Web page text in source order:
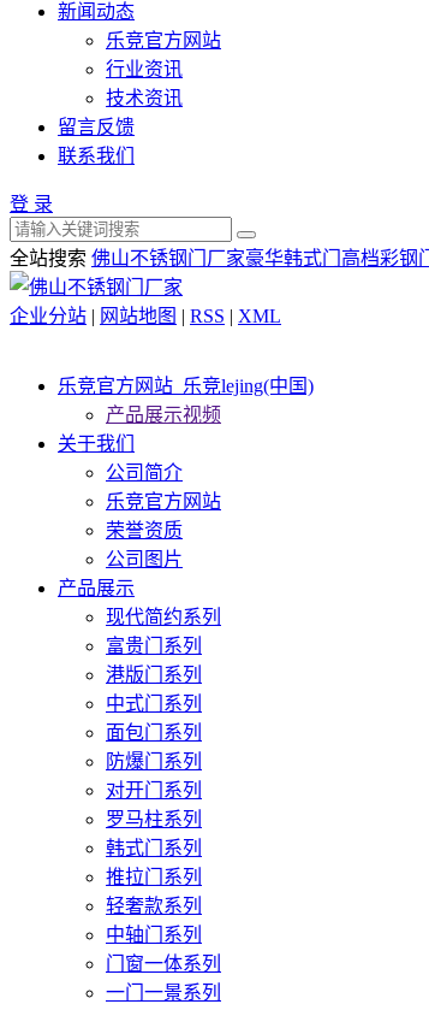
新闻动态
乐竞官方网站
行业资讯
技术资讯
留言反馈
联系我们
登 录
全站搜索 佛山不锈钢门厂家豪华韩式门 高档彩钢门
企业分站 | 网站地图 | RSS | XML
乐竞官方网站_乐竞lejing(中国)
产品展示视频
关于我们
公司简介
乐竞官方网站
荣誉资质
公司图片
产品展示
现代简约系列
富贵门系列
港版门系列
中式门系列
面包门系列
防爆门系列
对开门系列
罗马柱系列
韩式门系列
推拉门系列
轻奢款系列
中轴门系列
门窗一体系列
一门一景系列